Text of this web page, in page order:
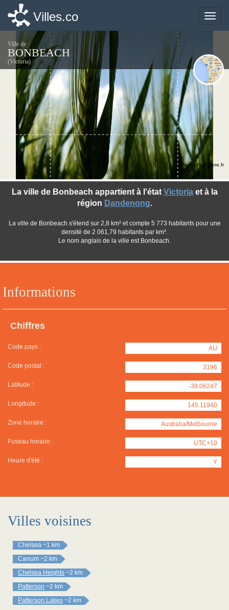
Toggle
Villes.co
Ville de
BONBEACH
(Victoria)
Informations
Chiffres
Code pays : AU
Code postal : 3196
Latitude : -38.06247
Longitude : 145.11940
Zone horaire : Australia/Melbourne
Fuseau horaire : UTC+10
Heure d'été : Y
La ville de Bonbeach appartient à l'état Victoriaet à la
région Dandenong.
La ville de Bonbeach s'étend sur 2,8 km² et compte 5 773 habitants pour une
densité de 2 061,79 habitants par km².
Le nom anglais de la ville est Bonbeach.
©photo-libre.fr
Villes voisines
Chelsea ~1 km
Carrum ~2 km
Chelsea Heights ~2 km
Patterson ~2 km
Patterson Lakes ~2 km
Toggle
Villes.co